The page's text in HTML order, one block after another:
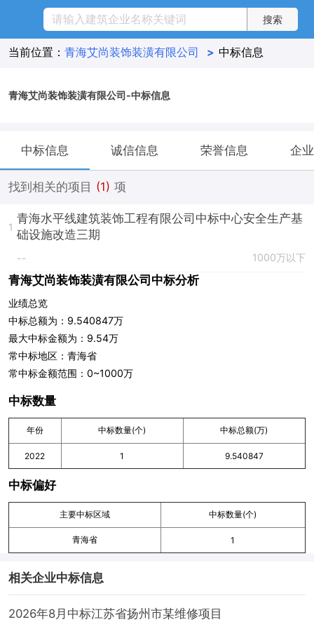
当前位置： 青海艾尚装饰装潢有限公司 > 中标信息
青海艾尚装饰装潢有限公司-中标信息
中标信息 诚信信息 荣誉信息 企
找到相关的项目 (1) 项
1
青海水平线建筑装饰工程有限公司中标中心安全生产基
础设施改造三期
-- 1000万以下
青海艾尚装饰装潢有限公司中标分析
业绩总览
中标总额为：9.540847万
最大中标金额为：9.54万
常中标地区：青海省
常中标金额范围：0~1000万
中标数量
年份 中标数量(个) 中标总额(万)
2022 1 9.540847
中标偏好
主要中标区域 中标数量(个)
青海省 1
相关企业中标信息
2026年8月中标江苏省扬州市某维修项目